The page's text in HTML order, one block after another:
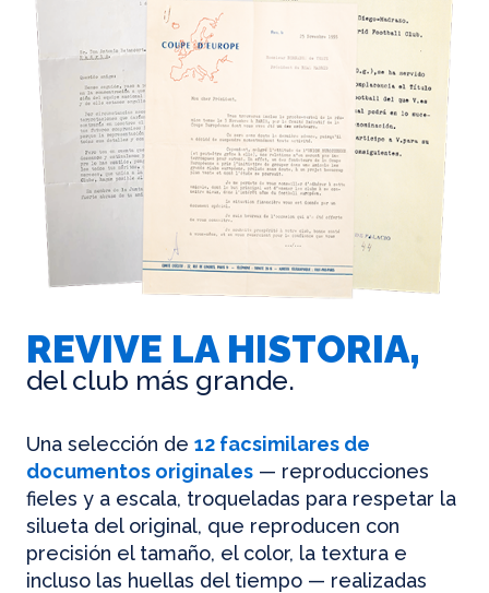
REVIVE LA HISTORIA,
del club más grande.
Una selección de 12 facsimilares de
documentos originales — reproducciones
fieles y a escala, troqueladas para respetar la
silueta del original, que reproducen con
precisión el tamaño, el color, la textura e
incluso las huellas del tiempo — realizadas